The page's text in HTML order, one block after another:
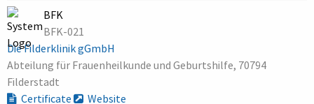
BFK
BFK-021
Die Filderklinik gGmbH
Abteilung für Frauenheilkunde und Geburtshilfe, 70794
Filderstadt
Certificate
Website